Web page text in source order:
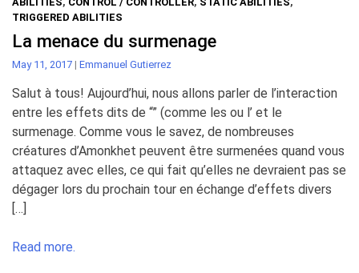
TRIGGERED ABILITIES
La menace du surmenage
May 11, 2017 | Emmanuel Gutierrez
Salut à tous! Aujourd’hui, nous allons parler de l’interaction
entre les effets dits de “” (comme les ou l’ et le
surmenage. Comme vous le savez, de nombreuses
créatures d’Amonkhet peuvent être surmenées quand vous
attaquez avec elles, ce qui fait qu’elles ne devraient pas se
dégager lors du prochain tour en échange d’effets divers
[…]
Read more.